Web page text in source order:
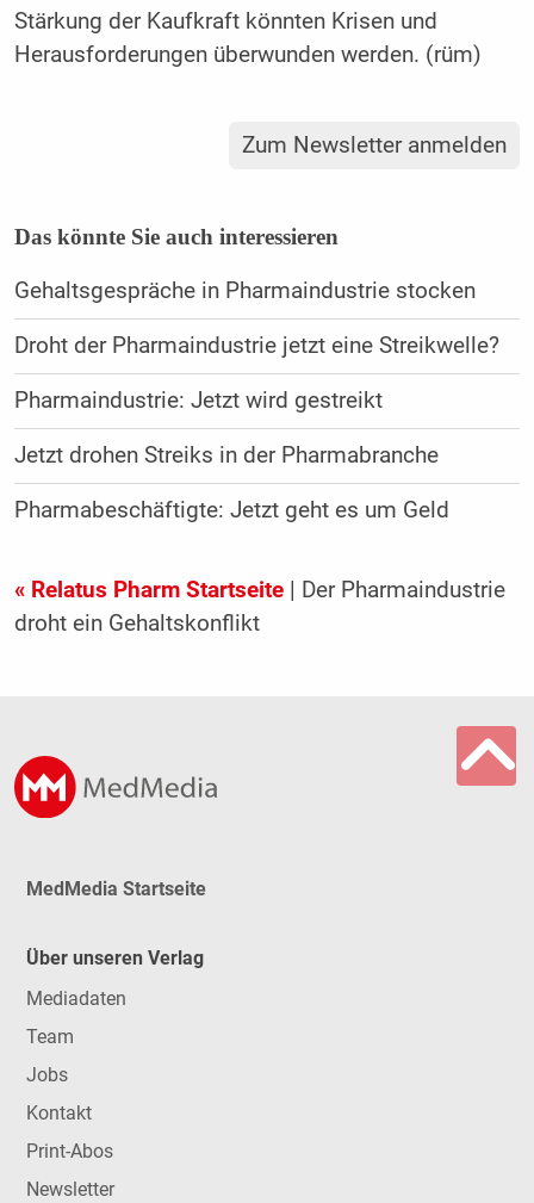
Stärkung der Kaufkraft könnten Krisen und
Herausforderungen überwunden werden. (rüm)
Zum Newsletter anmelden
Das könnte Sie auch interessieren
Gehaltsgespräche in Pharmaindustrie stocken
Droht der Pharmaindustrie jetzt eine Streikwelle?
Pharmaindustrie: Jetzt wird gestreikt
Jetzt drohen Streiks in der Pharmabranche
Pharmabeschäftigte: Jetzt geht es um Geld
« Relatus Pharm Startseite| Der Pharmaindustrie
droht ein Gehaltskonflikt
MedMedia Startseite
Über unseren Verlag
Mediadaten
Team
Jobs
Kontakt
Print-Abos
Newsletter